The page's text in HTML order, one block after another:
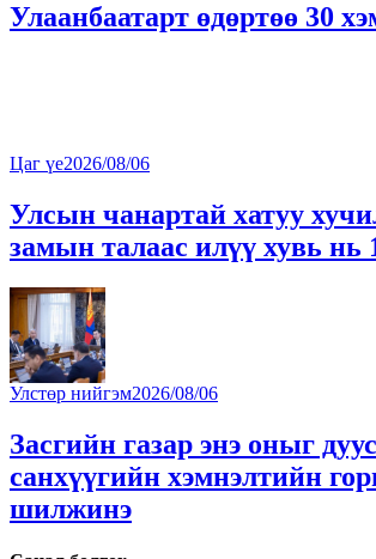
Улаанбаатарт өдөртөө 30
Цаг үе2026/08/06
Улсын чанартай хатуу
замын талаас илүү хувь нь
Улстөр нийгэм2026/08/06
Засгийн газар энэ оныг
санхүүгийн хэмнэлтийн
шилжинэ